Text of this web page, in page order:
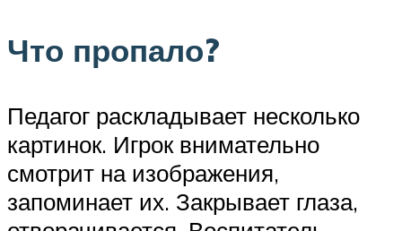
Что пропало?
Педагог раскладывает несколько
картинок. Игрок внимательно
смотрит на изображения,
запоминает их. Закрывает глаза,